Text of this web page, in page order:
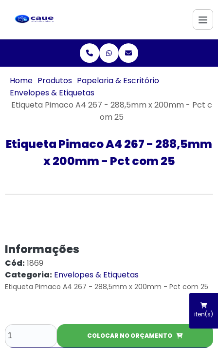
iten(s)
Home Produtos Papelaria & Escritório
Envelopes & Etiquetas
Etiqueta Pimaco A4 267 - 288,5mm x 200mm - Pct c
om 25
Etiqueta Pimaco A4 267 - 288,5mm
x 200mm - Pct com 25
Informações
Cód:1869
Categoria: Envelopes & Etiquetas
Etiqueta Pimaco A4 267 - 288,5mm x 200mm - Pct com 25
COLOCAR NO ORÇAMENTO